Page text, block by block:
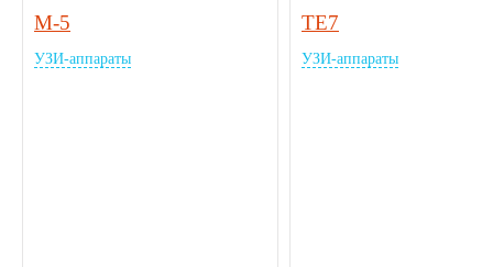
M-5
УЗИ-аппараты
TE7
УЗИ-аппараты